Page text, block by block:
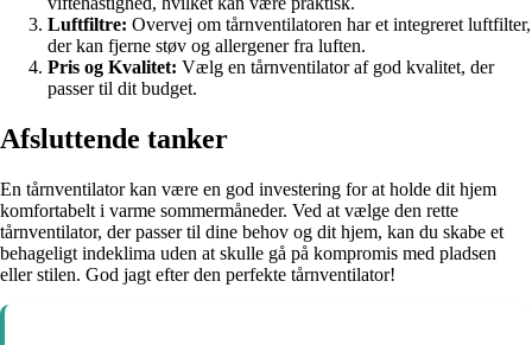
Luftfiltre: Overvej om tårnventilatoren har et integreret luftfilter,
der kan fjerne støv og allergener fra luften.
Pris og Kvalitet: Vælg en tårnventilator af god kvalitet, der
passer til dit budget.
Afsluttende tanker
En tårnventilator kan være en god investering for at holde dit hjem
komfortabelt i varme sommermåneder. Ved at vælge den rette
tårnventilator, der passer til dine behov og dit hjem, kan du skabe et
behageligt indeklima uden at skulle gå på kompromis med pladsen
eller stilen. God jagt efter den perfekte tårnventilator!